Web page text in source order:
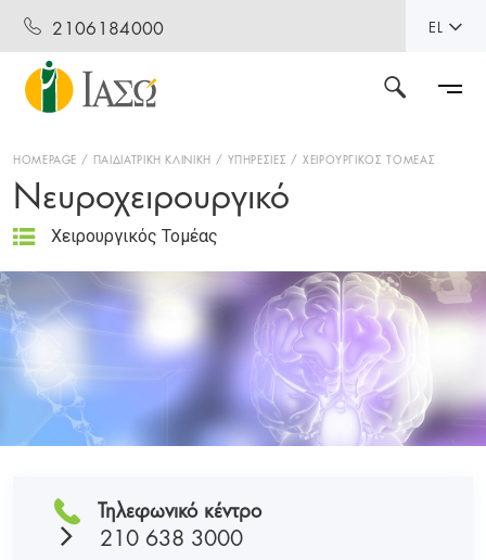
2106184000 EL
HOMEPAGE ΠΑΙΔΙΑΤΡΙΚΗ ΚΛΙΝΙΚΗ ΥΠΗΡΕΣΙΕΣ ΧΕΙΡΟΥΡΓΙΚΟΣ ΤΟΜΕΑΣ
Νευροχειρουργικό
Χειρουργικός Τομέας
Τηλεφωνικό κέντρο
210 638 3000